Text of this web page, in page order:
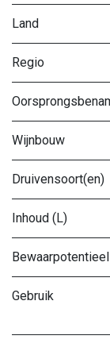
Land
Regio
Wijnbouw
Druivensoort(en)
Inhoud (L)
Bewaarpotentieel
Gebruik